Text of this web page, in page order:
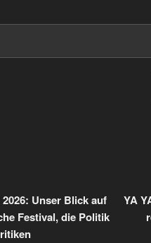
Unser Blick auf
Festival, die Politik
YA